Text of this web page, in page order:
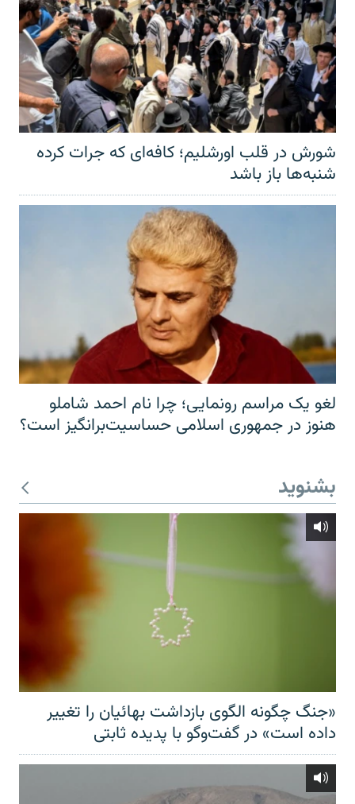
شورش در قلب اورشلیم؛ کافه‌ای که جرات کرده
شنبه‌ها باز باشد
لغو یک مراسم رونمایی؛ چرا نام احمد شاملو
هنوز در جمهوری اسلامی حساسیت‌برانگیز است؟
بشنوید
«جنگ چگونه الگوی بازداشت بهائیان را تغییر
داده است» در گفت‌وگو با پدیده ثابتی